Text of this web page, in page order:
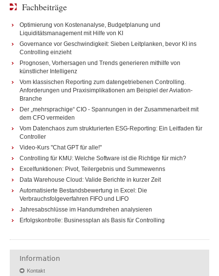
Fachbeiträge
Optimierung von Kostenanalyse, Budgetplanung und
Liquiditätsmanagement mit Hilfe von KI
Governance vor Geschwindigkeit: Sieben Leitplanken, bevor KI ins
Controlling einzieht
Prognosen, Vorhersagen und Trends generieren mithilfe von
künstlicher Intelligenz
Vom klassischen Reporting zum datengetriebenen Controlling.
Anforderungen und Praxisimplikationen am Beispiel der Aviation-
Branche
Der „mehrsprachige“ CIO - Spannungen in der Zusammenarbeit mit
dem CFO vermeiden
Vom Datenchaos zum strukturierten ESG-Reporting: Ein Leitfaden für
Controller
Video-Kurs "Chat GPT für alle!"
Controlling für KMU: Welche Software ist die Richtige für mich?
Excelfunktionen: Pivot, Teilergebnis und Summewenns
Data Warehouse Cloud: Valide Berichte in kurzer Zeit
Automatisierte Bestandsbewertung in Excel: Die
Verbrauchsfolgeverfahren FIFO und LIFO
Jahresabschlüsse im Handumdrehen analysieren
Erfolgskontrolle: Businessplan als Basis für Controlling
Information
Kontakt